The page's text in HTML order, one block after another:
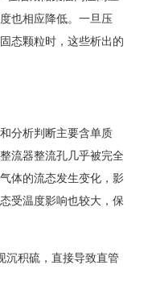
也相应降低。一旦压
态颗粒时，这些析出的
分析判断主要含单质
流器整流孔几乎被完全
体的流态发生变化，影
受温度影响也较大，保
积硫，直接导致直管